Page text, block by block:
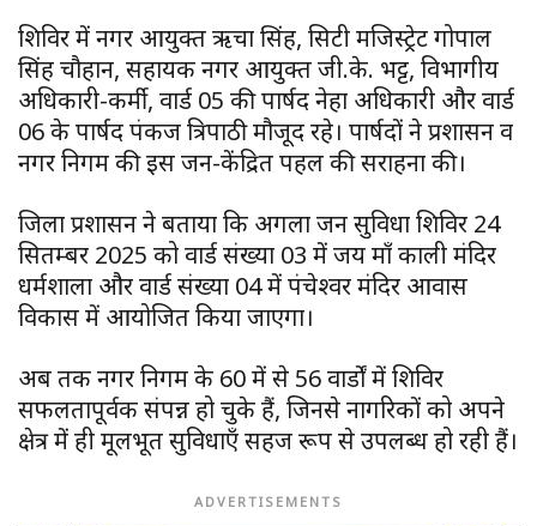
शिविर में नगर आयुक्त ऋचा सिंह, सिटी मजिस्ट्रेट गोपाल
सिंह चौहान, सहायक नगर आयुक्त जी.के. भट्ट, विभागीय
अधिकारी-कर्मी, वार्ड 05 की पार्षद नेहा अधिकारी और वार्ड
06 के पार्षद पंकज त्रिपाठी मौजूद रहे। पार्षदों ने प्रशासन व
नगर निगम की इस जन-केंद्रित पहल की सराहना की।
जिला प्रशासन ने बताया कि अगला जन सुविधा शिविर 24
सितम्बर 2025 को वार्ड संख्या 03 में जय माँ काली मंदिर
धर्मशाला और वार्ड संख्या 04 में पंचेश्वर मंदिर आवास
विकास में आयोजित किया जाएगा।
अब तक नगर निगम के 60 में से 56 वार्डों में शिविर
सफलतापूर्वक संपन्न हो चुके हैं, जिनसे नागरिकों को अपने
क्षेत्र में ही मूलभूत सुविधाएँ सहज रूप से उपलब्ध हो रही हैं।
ADVERTISEMENTS